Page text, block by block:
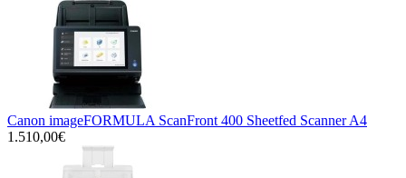
Canon imageFORMULA ScanFront 400 Sheetfed Scanner A4
1.510,00€